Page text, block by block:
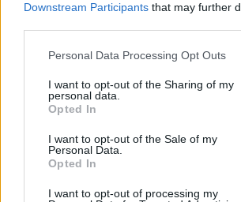
Downstream Participants that may further
Personal Data Processing Opt Outs
I want to opt-out of the Sharing of my
personal data.
Opted In
I want to opt-out of the Sale of my
Personal Data.
Opted In
I want to opt-out of processing my
ΠΕΡΙΣΣΟΤΕΡΑ
ΣΧΕΤΙΚA AΡΘΡΑ
Νέα διοίκηση
Νέα διοίκηση